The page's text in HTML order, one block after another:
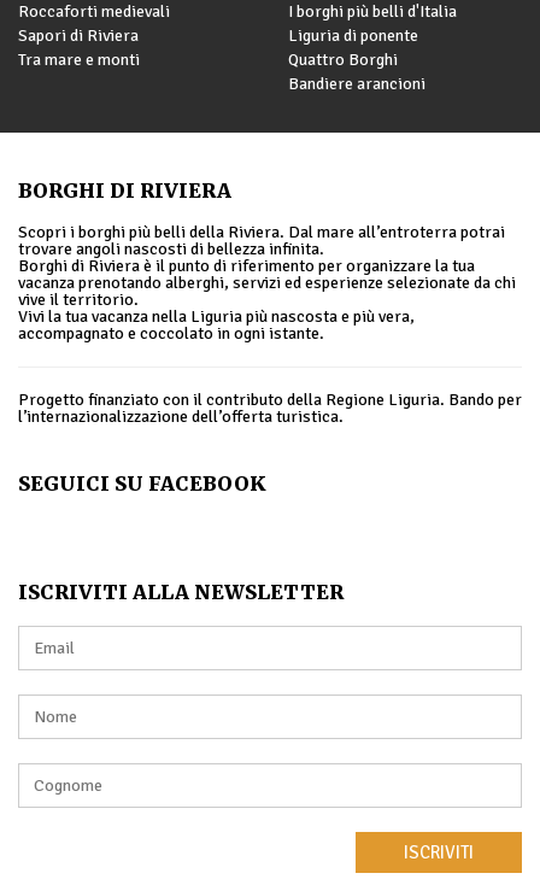
Roccaforti medievali
Sapori di Riviera
Tra mare e monti
I borghi più belli d'Italia
Liguria di ponente
Quattro Borghi
Bandiere arancioni
BORGHI DI RIVIERA
Scopri i borghi più belli della Riviera. Dal mare all’entroterra potrai
trovare angoli nascosti di bellezza infinita.
Borghi di Riviera è il punto di riferimento per organizzare la tua
vacanza prenotando alberghi, servizi ed esperienze selezionate da chi
vive il territorio.
Vivi la tua vacanza nella Liguria più nascosta e più vera,
accompagnato e coccolato in ogni istante.
Progetto finanziato con il contributo della Regione Liguria. Bando per
l’internazionalizzazione dell’offerta turistica.
SEGUICI SU FACEBOOK
ISCRIVITI ALLA NEWSLETTER
ISCRIVITI